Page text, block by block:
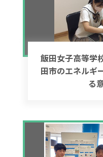
飯田女子高等学
田市のエネルギ
る